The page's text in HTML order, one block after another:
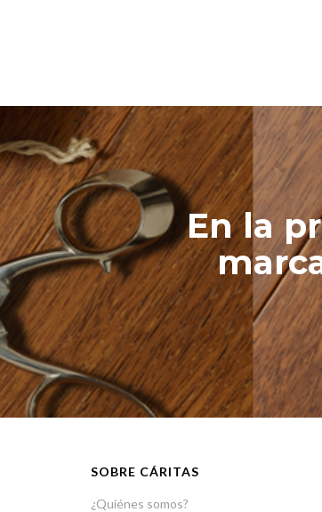
En la
SOBRE CÁRITAS
¿Quiénes somos?